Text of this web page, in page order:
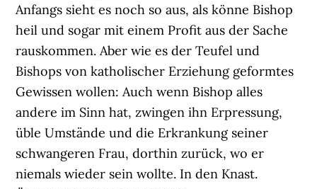
Anfangs sieht es noch so aus, als könne Bishop
heil und sogar mit einem Profit aus der Sache
rauskommen. Aber wie es der Teufel und
Bishops von katholischer Erziehung geformtes
Gewissen wollen: Auch wenn Bishop alles
andere im Sinn hat, zwingen ihn Erpressung,
üble Umstände und die Erkrankung seiner
schwangeren Frau, dorthin zurück, wo er
niemals wieder sein wollte. In den Knast.